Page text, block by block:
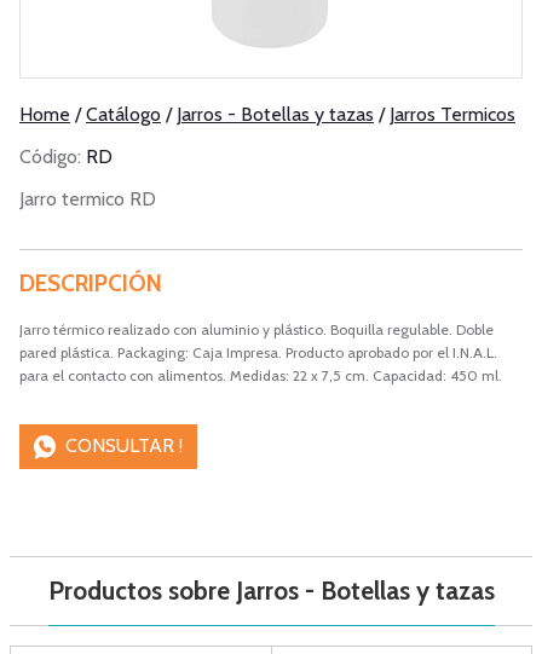
Home /Catálogo / Jarros - Botellas y tazas / Jarros Termicos
Código: RD
Jarro termico RD
DESCRIPCIÓN
Jarro térmico realizado con aluminio y plástico. Boquilla regulable. Doble
pared plástica. Packaging: Caja Impresa. Producto aprobado por el I.N.A.L.
para el contacto con alimentos. Medidas: 22 x 7,5 cm. Capacidad: 450 ml.
CONSULTAR !
Productos sobre Jarros - Botellas y tazas